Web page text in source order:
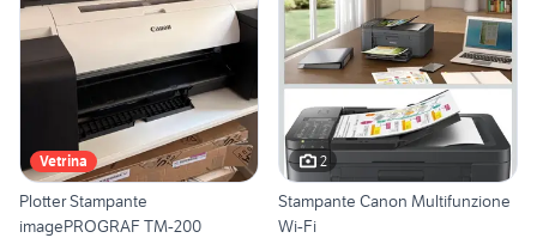
Vetrina
Plotter Stampante
imagePROGRAF TM-200
2
Stampante Canon Multifunzione
Wi-Fi